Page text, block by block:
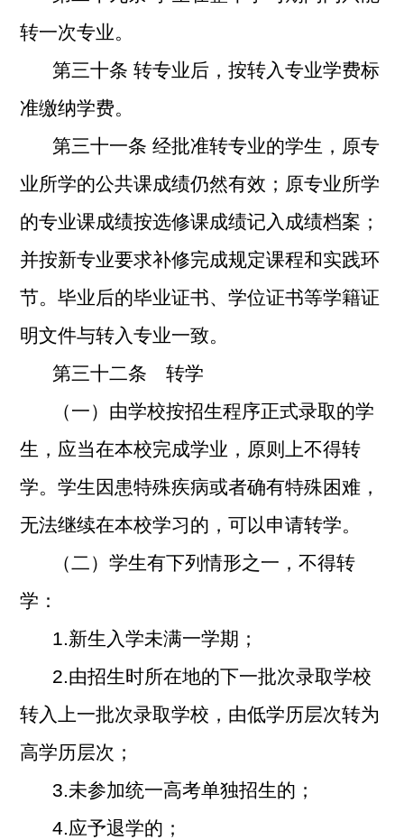
转一次专业。
第三十条 转专业后，按转入专业学费标
准缴纳学费。
第三十一条 经批准转专业的学生，原专
业所学的公共课成绩仍然有效；原专业所学
的专业课成绩按选修课成绩记入成绩档案；
并按新专业要求补修完成规定课程和实践环
节。毕业后的毕业证书、学位证书等学籍证
明文件与转入专业一致。
第三十二条 转学
（一）由学校按招生程序正式录取的学
生，应当在本校完成学业，原则上不得转
学。学生因患特殊疾病或者确有特殊困难，
无法继续在本校学习的，可以申请转学。
（二）学生有下列情形之一，不得转
学：
1.新生入学未满一学期；
2.由招生时所在地的下一批次录取学校
转入上一批次录取学校，由低学历层次转为
高学历层次；
3.未参加统一高考单独招生的；
4.应予退学的；